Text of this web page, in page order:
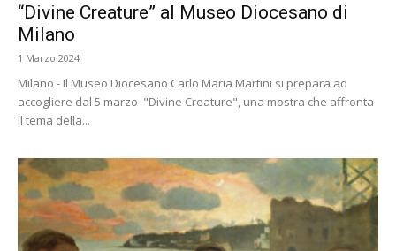
“Divine Creature” al Museo Diocesano di
Milano
1 Marzo 2024
Milano - Il Museo Diocesano Carlo Maria Martini si prepara ad
accogliere dal 5 marzo "Divine Creature", una mostra che affronta
il tema della...